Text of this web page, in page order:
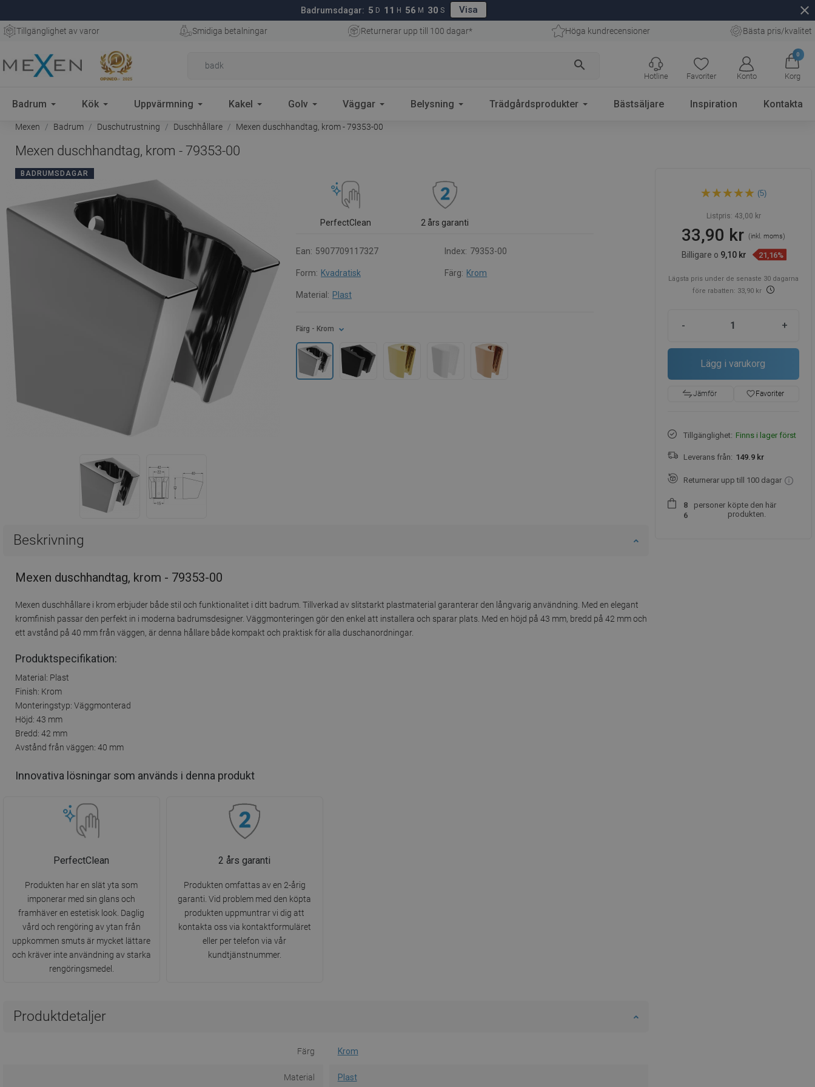
Badrumsdagar: 5 D 11 H 56 M 29 S Visa close
Tillgänglighet av varor Smidiga betalningar Returnerar upp till 100 dagar* Höga kundrecensioner Bästa pris/kvalitet
search
Favoriter Konto
0
Korg
Hotline
Badrum Kök Uppvärmning Kakel Golv Väggar Belysning Trädgårdsprodukter Bästsäljare Inspiration Kontakta
Mexen Badrum Duschutrustning Duschhållare Mexen duschhandtag, krom - 79353-00
Mexen duschhandtag, krom - 79353-00
BADRUMSDAGAR
PerfectClean 2 års garanti
Ean: 5907709117327 Index: 79353-00
Form: Kvadratisk Färg: Krom
Material: Plast
Färg - Krom
Beskrivning
Mexen duschhandtag, krom - 79353-00
Mexen duschhållare i krom erbjuder både stil och funktionalitet i ditt badrum. Tillverkad av slitstarkt plastmaterial garanterar den långvarig användning. Med en elegant
kromfinish passar den perfekt in i moderna badrumsdesigner. Väggmonteringen gör den enkel att installera och sparar plats. Med en höjd på 43 mm, bredd på 42 mm och
ett avstånd på 40 mm från väggen, är denna hållare både kompakt och praktisk för alla duschanordningar.
Produktspecifikation:
Material: Plast
Finish: Krom
Monteringstyp: Väggmonterad
Höjd: 43 mm
Bredd: 42 mm
Avstånd från väggen: 40 mm
Innovativa lösningar som används i denna produkt
PerfectClean
Produkten har en slät yta som
imponerar med sin glans och
framhäver en estetisk look. Daglig
vård och rengöring av ytan från
uppkommen smuts är mycket lättare
och kräver inte användning av starka
rengöringsmedel.
2 års garanti
Produkten omfattas av en 2-årig
garanti. Vid problem med den köpta
produkten uppmuntrar vi dig att
kontakta oss via kontaktformuläret
eller per telefon via vår
kundtjänstnummer.
Produktdetaljer
Färg Krom
Material Plast
Mexen duschhandtag, krom -
79353-00
(5)
Listpris: 43,00 kr
33,90 kr(inkl. moms)
Billigare o 9,10 kr 21,16%
Lägsta pris under de senaste 30 dagarna
före rabatten: 33,90 kr
- +
Lägg i varukorg
Jämför favorite_borderFavoriter
Tillgänglighet: Finns i lager först
Leverans från: 149.9 kr
Returnerar upp till 100 dagar
8
6
personer köpte den här
produkten.